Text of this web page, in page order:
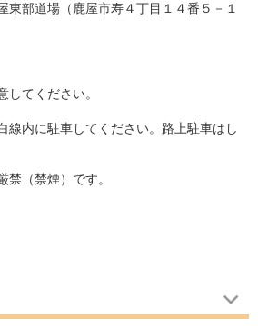
東部道場（鹿屋市寿４丁目１４番５－１
してください。
線内に駐車してください。路上駐車はし
禁（禁煙）です。